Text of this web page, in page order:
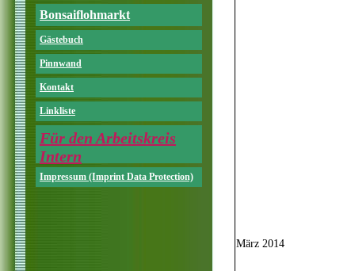
Bonsaiflohmarkt
Gästebuch
Pinnwand
Kontakt
Linkliste
Für den Arbeitskreis
Intern
Impressum (Imprint Data Protection)
März 2014